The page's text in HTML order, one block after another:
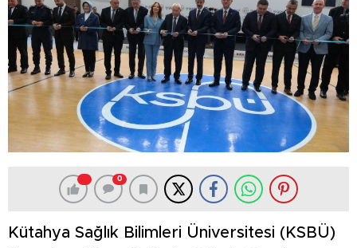
0
Kütahya Sağlık Bilimleri Üniversitesi (KSBÜ)